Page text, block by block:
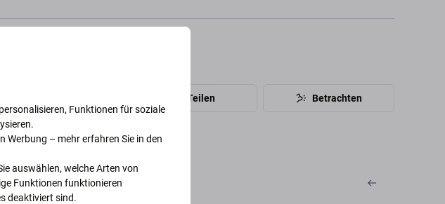
hinzufügen
Teilen Betrachten
Funktionen für soziale
Werbung – mehr erfahren Sie in den
auswählen, welche Arten von
Funktionen funktionieren
deaktiviert sind.